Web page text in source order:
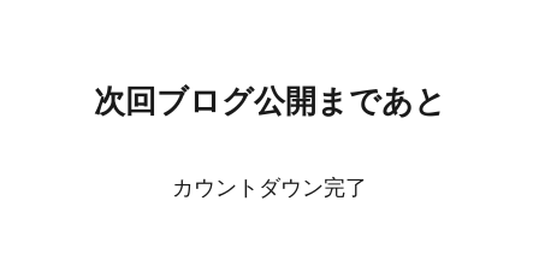
次回ブログ公開まであと
カウントダウン完了